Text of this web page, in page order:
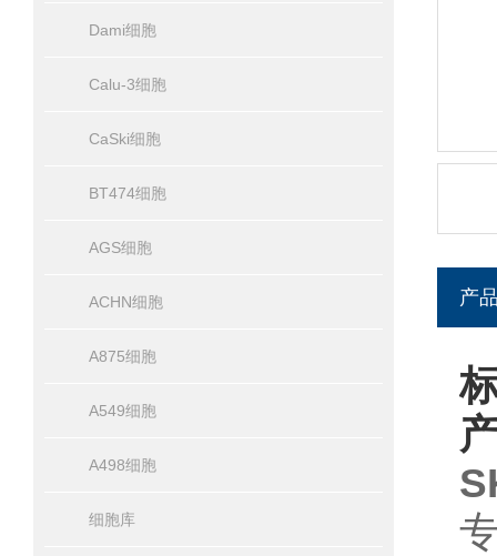
Dami细胞
Calu-3细胞
CaSki细胞
BT474细胞
AGS细胞
ACHN细胞
A875细胞
A549细胞
A498细胞
细胞库
产